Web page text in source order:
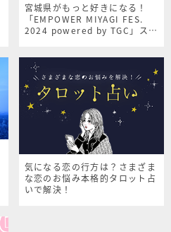
宮城県がもっと好きになる！
「EMPOWER MIYAGI FES.
2024 powered by TGC」スペ
気になる恋の行方は？さまざま
な恋のお悩み本格的タロット占
いで解決！